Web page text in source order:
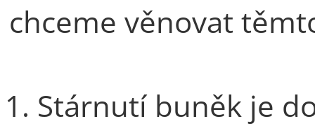
chceme věnovat
Stárnutí buněk je